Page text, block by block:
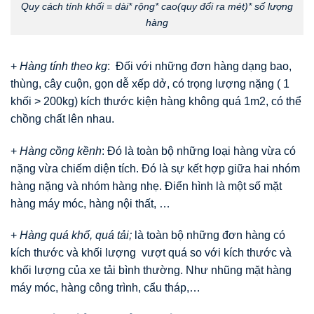
Quy cách tính khối = dài* rộng* cao(quy đổi ra mét)* số lượng
hàng
+ Hàng tính theo kg: Đối với những đơn hàng dạng bao,
thùng, cây cuộn, gọn dễ xếp dở, có trọng lượng nặng ( 1
khối > 200kg) kích thước kiện hàng không quá 1m2, có thể
chồng chất lên nhau.
+ Hàng cồng kềnh: Đó là toàn bộ những loại hàng vừa có
nặng vừa chiếm diện tích. Đó là sự kết hợp giữa hai nhóm
hàng nặng và nhóm hàng nhẹ. Điển hình là một số mặt
hàng máy móc, hàng nội thất, …
+ Hàng quá khổ, quá tải; là toàn bộ những đơn hàng có
kích thước và khối lượng vượt quá so với kích thước và
khối lượng của xe tải bình thường. Như nhũng mặt hàng
máy móc, hàng công trình, cẩu tháp,…